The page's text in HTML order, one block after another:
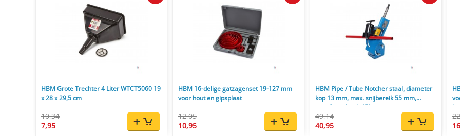
HBM Grote Trechter 4 Liter WTCT5060 19
x 28 x 29,5 cm
10,34
7,95
HBM 16-delige gatzagenset 19-127 mm
voor hout en gipsplaat
12,05
10,95
HBM Pipe / Tube Notcher staal, diameter
kop 13 mm, max. snijbereik 55 mm,
instelbare hoek 45°
49,14
40,95